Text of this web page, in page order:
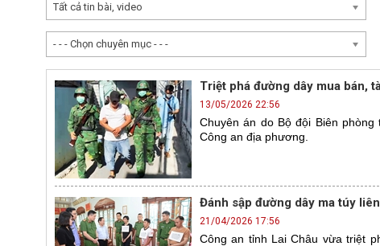
Tất cả tin bài, video
- - - Chọn chuyên mục - - -
Triệt phá đường dây mua bán,
13/05/2026 22:56
Chuyên án do Bộ đội Biên
Công an địa phương.
Đánh sập đường dây ma túy
21/04/2026 17:56
Công an tỉnh Lai Châu vừa triệt